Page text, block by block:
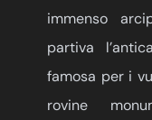
immenso
partiva
famosa per i
rovine